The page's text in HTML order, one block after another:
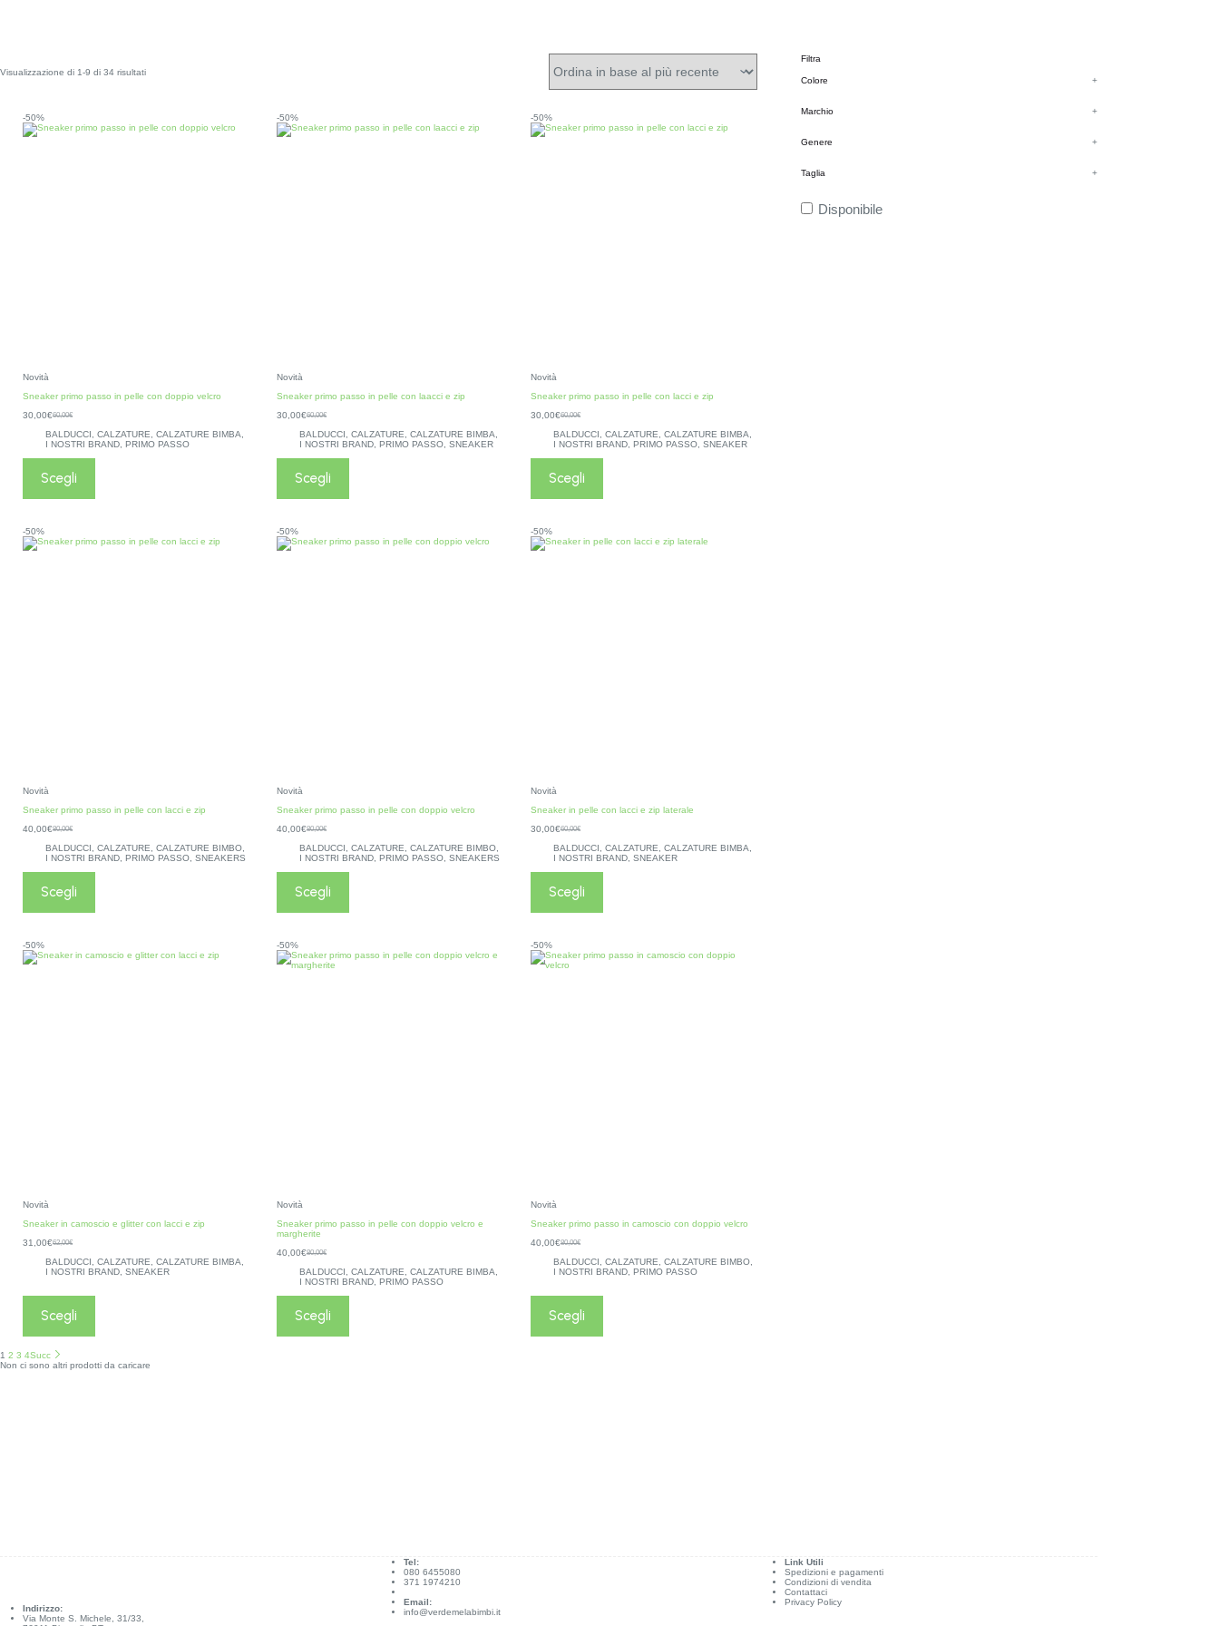
Visualizzazione di 1-9 di 34 risultati
-50%
Novità
Sneaker primo passo in pelle con doppio velcro
60,00€
30,00€
BALDUCCI
CALZATURE CALZATURE BIMBA
I NOSTRI BRAND PRIMO PASSO
Scegli
-50%
Novità
Sneaker primo passo in pelle con laacci e zip
60,00€
30,00€
BALDUCCI
CALZATURE CALZATURE BIMBA
I NOSTRI BRAND, PRIMO PASSO, SNEAKER
Scegli
-50%
Novità
Sneaker primo passo in pelle con lacci e zip
60,00€
30,00€
BALDUCCI
CALZATURE CALZATURE BIMBA
I NOSTRI BRAND, PRIMO PASSO, SNEAKER
Scegli
-50%
Novità
Sneaker primo passo in pelle con lacci e zip
80,00€
40,00€
BALDUCCI
CALZATURE CALZATURE BIMBO
I NOSTRI BRAND PRIMO PASSO SNEAKERS
Scegli
-50%
Novità
Sneaker primo passo in pelle con doppio velcro
80,00€
40,00€
BALDUCCI
CALZATURE CALZATURE BIMBO,
I NOSTRI BRAND, PRIMO PASSO, SNEAKERS
Scegli
-50%
Novità
Sneaker in pelle con lacci e zip laterale
60,00€
30,00€
BALDUCCI
CALZATURE CALZATURE BIMBA
I NOSTRI BRAND, SNEAKER
Scegli
-50%
Novità
Sneaker in camoscio e glitter con lacci e zip
62,00€
31,00€
BALDUCCI
CALZATURE CALZATURE BIMBA
I NOSTRI BRAND SNEAKER
Scegli
-50%
Novità
Sneaker primo passo in pelle con doppio velcro e
margherite
80,00€
40,00€
BALDUCCI
CALZATURE CALZATURE BIMBA
I NOSTRI BRAND, PRIMO PASSO
Scegli
-50%
Novità
Sneaker primo passo in camoscio con doppio velcro
80,00€
40,00€
BALDUCCI
CALZATURE CALZATURE BIMBO,
I NOSTRI BRAND, PRIMO PASSO
Scegli
1 2 3 4Succ
Non ci sono altri prodotti da caricare
Filtra
Colore +
Marchio +
Genere +
Taglia +
Disponibile
Indirizzo:
Via Monte S. Michele, 31/33,
Tel:
080 6455080
371 1974210
Email:
info@verdemelabimbi.it
Link Utili
Spedizioni e pagamenti
Condizioni di vendita
Contattaci
Privacy Policy